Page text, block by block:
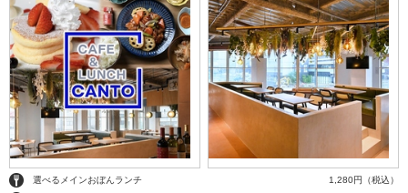
選べるメインおぼんランチ
1,280円（税込）